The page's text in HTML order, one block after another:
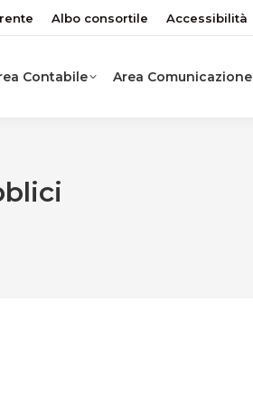
Albo consortile Accessibilità
Contabile Area Comunicazione